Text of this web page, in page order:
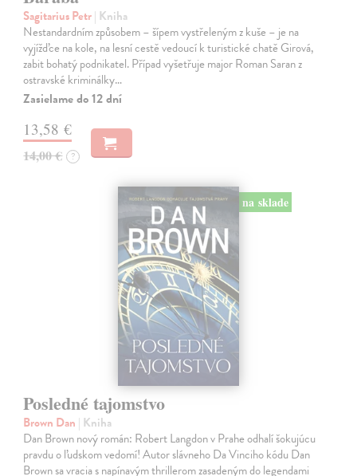
Sagitarius Petr| Kniha
Nestandardním způsobem – šípem vystřeleným z kuše – je na
vyjížďce na kole, na lesní cestě vedoucí k turistické chatě Girová,
zabit bohatý podnikatel. Případ vyšetřuje major Roman Saran z
ostravské kriminálky…
Zasielame do 12 dní
13,58 €
14,00 € ?
na sklade
Posledné tajomstvo
Brown Dan | Kniha
Dan Brown nový román: Robert Langdon v Prahe odhalí šokujúcu
pravdu o ľudskom vedomí! Autor slávneho Da Vinciho kódu Dan
Brown sa vracia s napínavým thrillerom zasadeným do legendami